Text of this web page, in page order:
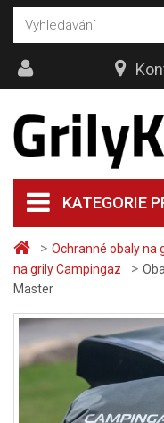
> Ochranné obaly na
na grily Campingaz
>
Master
KATEGORIE